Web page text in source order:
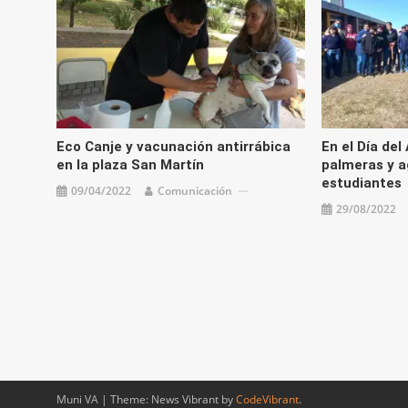
Eco Canje y vacunación antirrábica
en la plaza San Martín
09/04/2022 Comunicación
En el Día
palmeras y
estudiantes
29/08/2022
Muni VA | Theme: News Vibrant byCodeVibrant.